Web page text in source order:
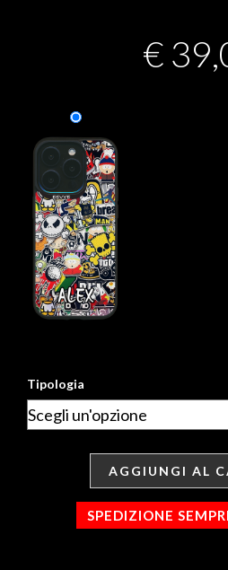
€
Tipologia
AGGIUNGI AL
SPEDIZIONE